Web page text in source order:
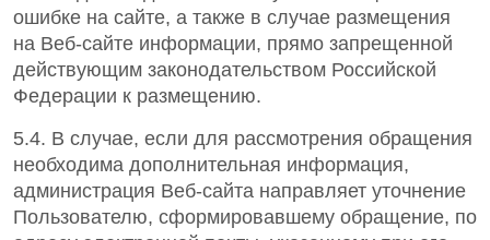
ошибке на сайте, а также в случае размещения
на Веб-сайте информации, прямо запрещенной
действующим законодательством Российской
Федерации к размещению.
5.4. В случае, если для рассмотрения обращения
необходима дополнительная информация,
администрация Веб-сайта направляет уточнение
Пользователю, сформировавшему обращение, по